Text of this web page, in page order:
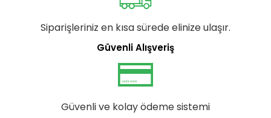
Siparişleriniz en kısa sürede elinize ulaşır.
Güvenli Alışveriş
Güvenli ve kolay ödeme sistemi